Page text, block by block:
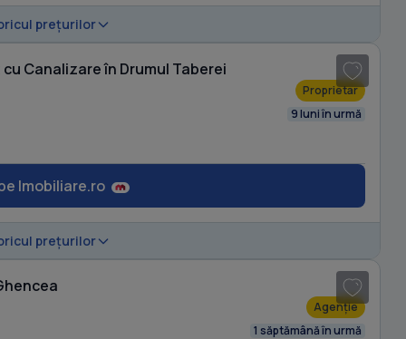
prețurilor
Canalizare în Drumul Taberei
Proprietar
9 luni în urmă
Imobiliare.ro
prețurilor
Agenție
1 săptămână în urmă